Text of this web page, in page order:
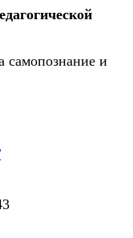
самопознание и